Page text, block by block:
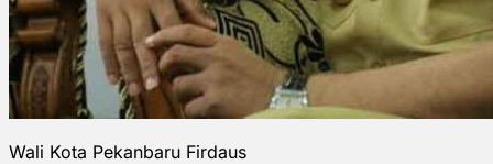
Wali Kota Pekanbaru Firdaus